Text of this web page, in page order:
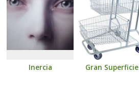
Inercia Gran Superficie